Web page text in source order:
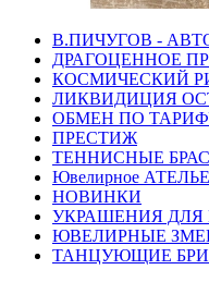
В.ПИЧУГОВ -
ДРАГОЦЕННОЕ
КОСМИЧЕСКИЙ
ЛИКВИДИЦИЯ
ОБМЕН ПО ТАРИФУ
ПРЕСТИЖ
ТЕННИСНЫЕ
Ювелирное АТЕЛЬЕ
НОВИНКИ
УКРАШЕНИЯ ДЛЯ
ЮВЕЛИРНЫЕ
ТАНЦУЮЩИЕ